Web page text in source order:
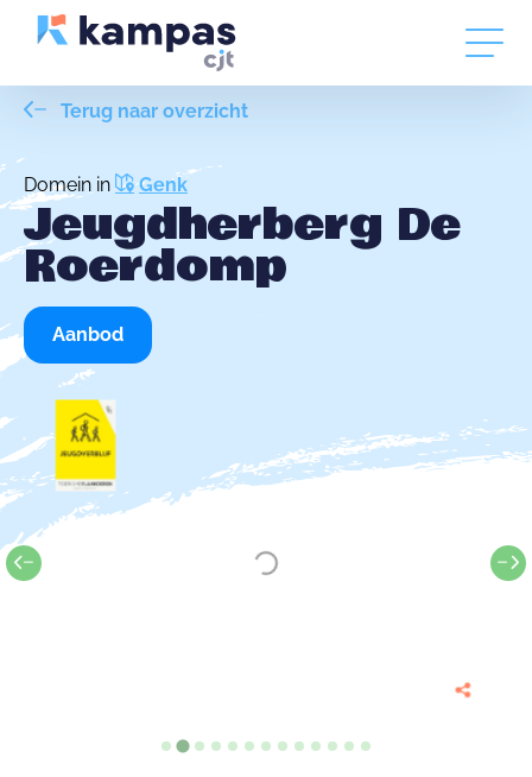
Terug naar overzicht
Domein in Genk
Jeugdherberg De
Roerdomp
Aanbod